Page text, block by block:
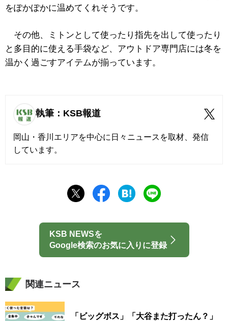
をぽかぽかに温めてくれそうです。
その他、ミトンとして使ったり指先を出して使ったり
と多目的に使える手袋など、アウトドア専門店には冬を
温かく過ごすアイテムが揃っています。
執筆：KSB報道
岡山・香川エリアを中心に日々ニュースを取材、発信
しています。
KSB NEWSを
Google検索のお気に入りに登録
関連ニュース
「ビッグボス」「大谷また打ったん？」